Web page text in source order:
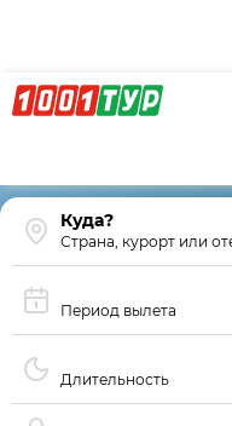
Страна, курорт или
Период вылета
Длительность